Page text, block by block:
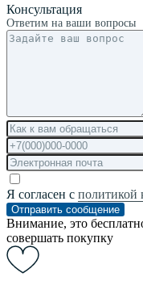
Консультация
Ответим на ваши вопросы
Я согласен с политикой
Отправить сообщение
Внимание, это
совершать покупку